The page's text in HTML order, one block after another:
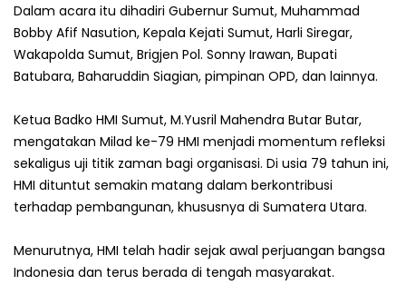
Dalam acara itu dihadiri Gubernur Sumut, Muhammad
Bobby Afif Nasution, Kepala Kejati Sumut, Harli Siregar,
Wakapolda Sumut, Brigjen Pol. Sonny Irawan, Bupati
Batubara, Baharuddin Siagian, pimpinan OPD, dan lainnya.
Ketua Badko HMI Sumut, M.Yusril Mahendra Butar Butar,
mengatakan Milad ke-79 HMI menjadi momentum refleksi
sekaligus uji titik zaman bagi organisasi. Di usia 79 tahun ini,
HMI dituntut semakin matang dalam berkontribusi
terhadap pembangunan, khususnya di Sumatera Utara.
Menurutnya, HMI telah hadir sejak awal perjuangan bangsa
Indonesia dan terus berada di tengah masyarakat.